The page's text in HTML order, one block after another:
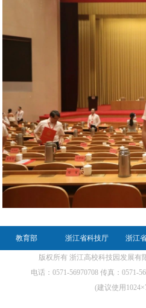
教育部 浙江省科技厅 浙江
版权所有 浙江高校科技园发展有
电话：0571-56970708 传真：0571-
(建议使用